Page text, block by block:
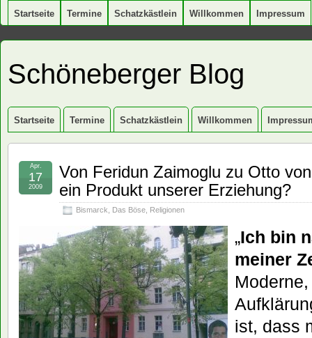
Startseite Termine Schatzkästlein Willkommen Impressum
Schöneberger Blog
Startseite Termine Schatzkästlein Willkommen
Von Feridun Zaimoglu zu Otto
ein Produkt unserer Erziehung?
Bismarck Das Böse Religionen
Apr.
17
2009
„Ich bin
meiner
ist, dass